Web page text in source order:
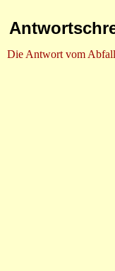
Die Antwort vom